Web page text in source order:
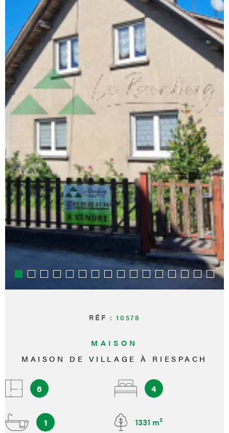
RÉF :10578
MAISON
MAISON DE VILLAGE À RIESPACH
6 4
1 1331 m²